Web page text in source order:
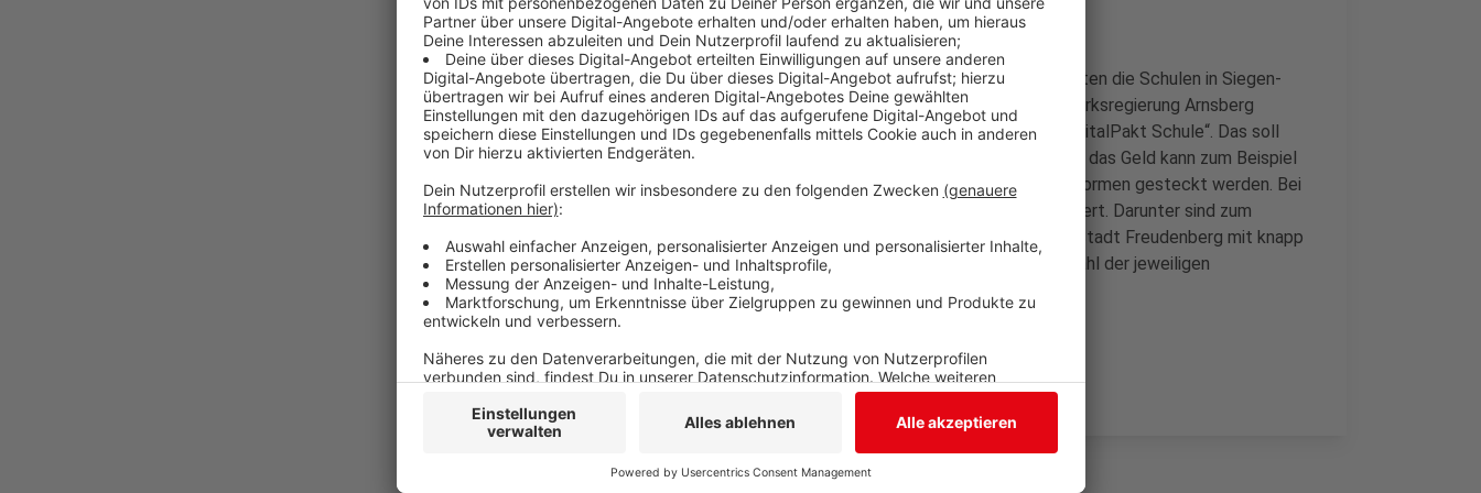
Für die Ausstattung mit digitalen Arbeitsgeräten und WLAN erhalten die Schulen in Siegen-
Wittgenstein insgesamt über 10,5 Millionen Euro. Das hat die Bezirksregierung Arnsberg
mitgeteilt. Hintergrund ist das bundesweite Förderprogramm „DigitalPakt Schule“. Das soll
helfen, eine starke digitale Infrastruktur an Schulen aufzubauen – das Geld kann zum Beispiel
in den Breitbandausbau, interaktive Tafeln oder Online-Lernplattformen gesteckt werden. Bei
uns im Kreis werden 31 staatliche und private Schulträger gefördert. Darunter sind zum
Beispiel die Kreisverwaltung mit über 3,3 Millionen Euro oder die Stadt Freudenberg mit knapp
361.000 Euro. Die Höhe der Förderung misst sich an der Schülerzahl der jeweiligen
Einrichtungen.